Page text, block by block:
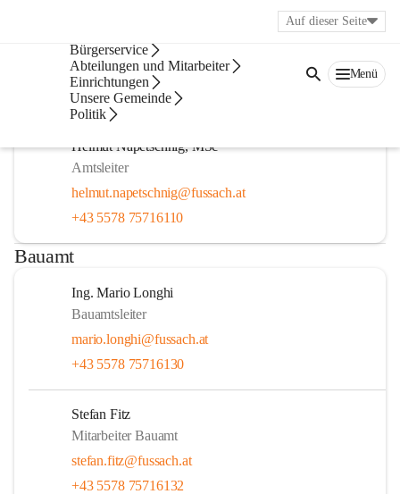
Bürgerservice
Abteilungen und Mitarbeiter
Einrichtungen
Unsere Gemeinde
Politik
Menü
Auf dieser Seite
Gemeindeamt
Amtsleitung
Helmut Napetschnig, MSc
Amtsleiter
helmut.napetschnig@fussach.at
+43 5578 75716110
Bauamt
Ing. Mario Longhi
Bauamtsleiter
mario.longhi@fussach.at
+43 5578 75716130
Stefan Fitz
Mitarbeiter Bauamt
stefan.fitz@fussach.at
+43 5578 75716132